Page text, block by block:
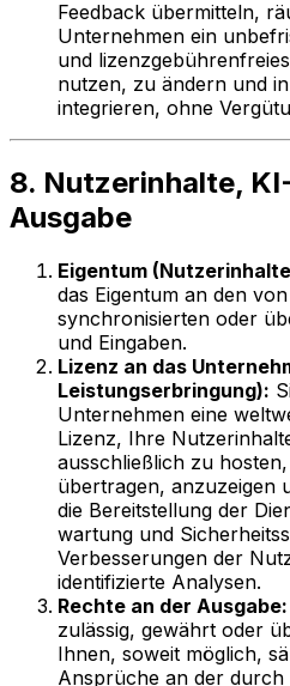
Feedback übermitteln,
Unternehmen ein
und
nutzen, zu ändern und
integrieren, ohne
8. Nutzerinhalte,
Ausgabe
Eigentum
das Eigentum an den
synchronisierten oder
und Eingaben.
Lizenz an das
Leistungserbringung):
Unternehmen eine
Lizenz, Ihre
ausschließlich zu
übertragen, anzuzeigen
die Bereitstellung der
wartung und
Verbesserungen der
identifizierte Analysen.
Rechte an der Ausgabe:
zulässig, gewährt oder
Ihnen, soweit möglich,
Ansprüche an der